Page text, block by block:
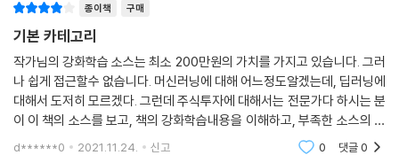
___3.6.7 A3C(asynchronous advantage actor-critic)
3.6.8 주요 강화학습 기법 정리
3.7 강화학습 적용 사례
___3.7.1 벽돌 깨기
___3.7.2 알파고
3.8 이번 장의 요점
종이책 구매
기본 카테고리
작가님의 강화학습 소스는 최소 200만원의 가치를 가지고 있습니다. 그러
나 쉽게 접근할수 없습니다. 머신러닝에 대해 어느정도알겠는데, 딥러닝에
대해서 도저히 모르겠다. 그런데 주식투자에 대해서는 전문가다 하시는 분
이 이 책의 소스를 보고, 책의 강화학습내용을 이해하고, 부족한 소스의 부
분을 채우면, 딥러닝 강화학습에 대해서 이해하는 계기를 찾을 수 있으며,
d******0 2021.11.24. 신고 0 댓글0